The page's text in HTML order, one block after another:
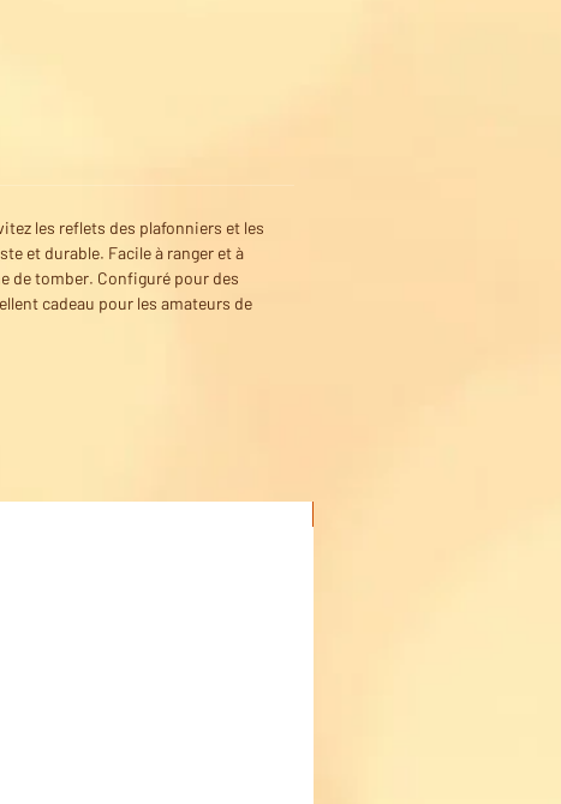
les reflets des plafonniers et les
et durable. Facile à ranger et à
de tomber. Configuré pour des
cadeau pour les amateurs de